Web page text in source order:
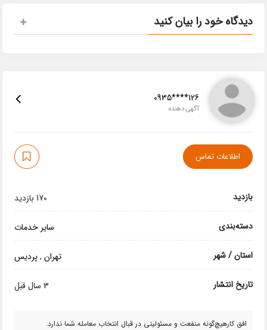
دیدگاه خود را بیان کنید
0935****126
آگهی دهنده
اطلاعات تماس
بازدید 170 بازدید
دسته‌بندی سایر خدمات
استان / شهر تهران,پردیس
تاریخ انتشار 3 سال قبل
افق کارهیچ‌گونه منفعت و مسئولیتی در قبال انتخاب معامله شما ندارد.